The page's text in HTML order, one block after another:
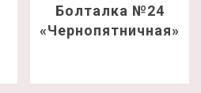
Болталка №24
«Чернопятничная»